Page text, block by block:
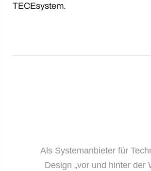
TECEsystem.
Als Systemanbieter für
Design „vor und hinter der